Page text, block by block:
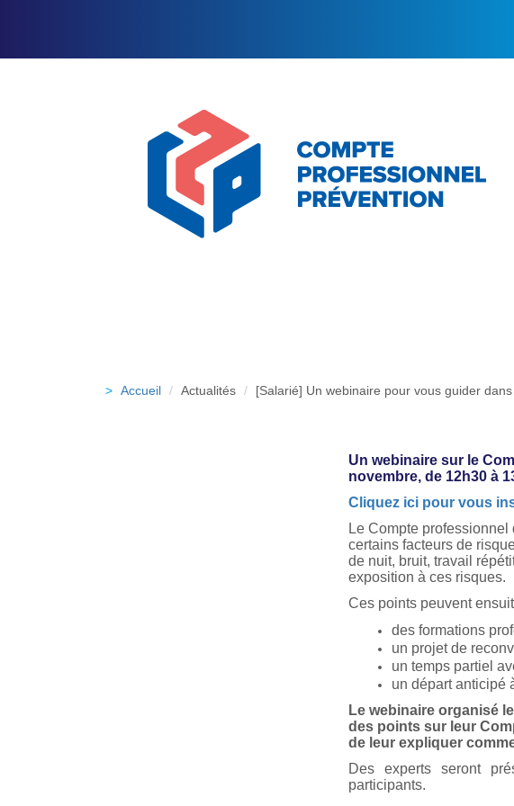
Accueil Actualités [Salarié] Un webinaire pour vous guider
Un webinaire sur le
novembre, de 12h30 à
Cliquez ici pour vous
Le Compte
certains facteurs de
de nuit, bruit, travail
exposition à ces risques.
Ces points peuvent
des formations
un projet de
un temps partiel
un départ anticipé
Le webinaire organisé
des points sur leur
de leur expliquer
Des experts seront
participants.